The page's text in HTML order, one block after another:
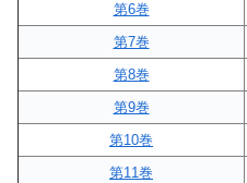
第6巻
第7巻
第8巻
第9巻
第10巻
第11巻